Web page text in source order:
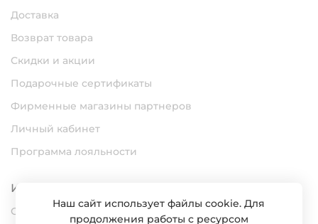
Доставка
Возврат товара
Скидки и акции
Подарочные сертификаты
Фирменные магазины партнеров
Личный кабинет
Программа лояльности
Информация
О нас
Наш сайт использует файлы cookie. Для
продолжения работы с ресурсом